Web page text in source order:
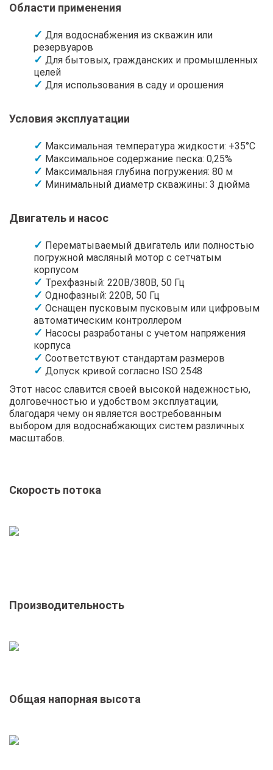
Области применения
Для водоснабжения из скважин или
резервуаров
Для бытовых, гражданских и промышленных
целей
Для использования в саду и орошения
Условия эксплуатации
Максимальная температура жидкости: +35°C
Максимальное содержание песка: 0,25%
Максимальная глубина погружения: 80 м
Минимальный диаметр скважины: 3 дюйма
Двигатель и насос
Перематываемый двигатель или полностью
погружной масляный мотор с сетчатым
корпусом
Трехфазный: 220В/380В, 50 Гц
Однофазный: 220В, 50 Гц
Оснащен пусковым пусковым или цифровым
автоматическим контроллером
Насосы разработаны с учетом напряжения
корпуса
Соответствуют стандартам размеров
Допуск кривой согласно ISO 2548
Этот насос славится своей высокой надежностью,
долговечностью и удобством эксплуатации,
благодаря чему он является востребованным
выбором для водоснабжающих систем различных
масштабов.
Скорость потока
Производительность
Общая напорная высота